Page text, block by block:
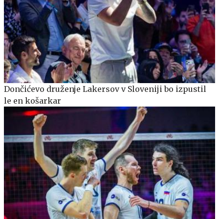
Dončićevo druženje Lakersov v Sloveniji bo izpustil
le en košarkar